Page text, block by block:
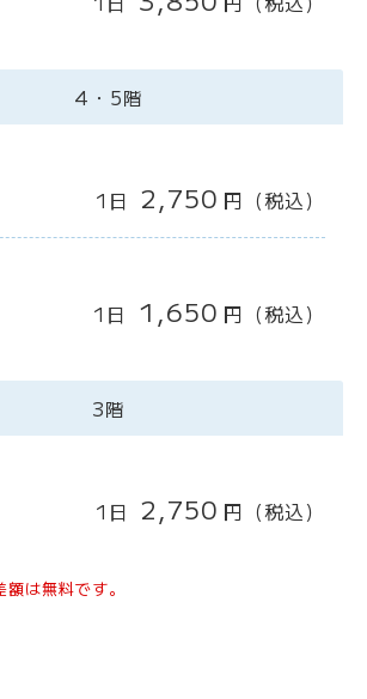
4・5階
1日 2,750 円 （税込）
1日 1,650 円 （税込）
3階
1日 2,750 円 （税込）
は無料です。